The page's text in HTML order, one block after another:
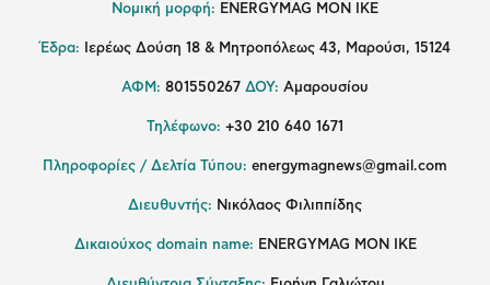
Νομική μορφή: ENERGYMAG MON IKE
Έδρα: Ιερέως Δούση 18 & Μητροπόλεως 43, Μαρούσι, 15124
ΑΦΜ: 801550267 ΔΟΥ: Αμαρουσίου
Τηλέφωνο: +30 210 640 1671
Πληροφορίες / Δελτία Τύπου: energymagnews@gmail.com
Διευθυντής: Νικόλαος Φιλιππίδης
Δικαιούχος domain name: ENERGYMAG ΜΟΝ ΙΚΕ